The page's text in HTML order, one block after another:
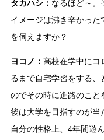
タカハシ： なるほど～。
イメージは沸き辛かっ
を伺えますか？
ヨコノ： 高校在学中にコ
るまで自宅学習をする
のでその時に進路のこと
後は大学を目指すのが当
自分の性格上、4年間遊